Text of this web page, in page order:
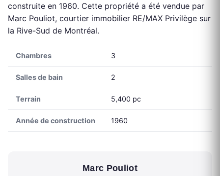
construite en 1960. Cette propriété a été vendue par
Marc Pouliot, courtier immobilier RE/MAX Privilège sur
la Rive-Sud de Montréal.
Chambres 3
Salles de bain 2
Terrain 5,400 pc
Année de construction 1960
Marc Pouliot